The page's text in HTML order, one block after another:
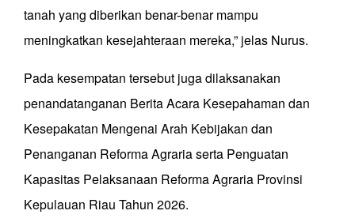
tanah yang diberikan benar-benar mampu
meningkatkan kesejahteraan mereka,” jelas Nurus.
Pada kesempatan tersebut juga dilaksanakan
penandatanganan Berita Acara Kesepahaman dan
Kesepakatan Mengenai Arah Kebijakan dan
Penanganan Reforma Agraria serta Penguatan
Kapasitas Pelaksanaan Reforma Agraria Provinsi
Kepulauan Riau Tahun 2026.